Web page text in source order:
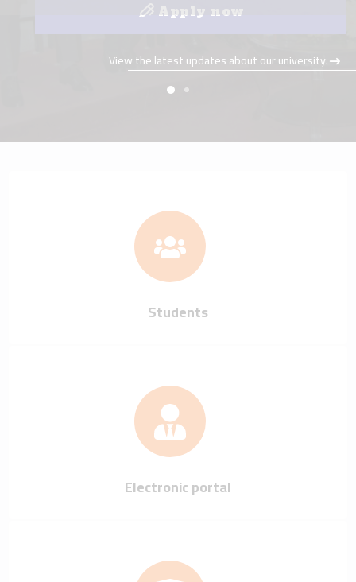
Apply now
View the latest updates about our university.
Students
Electronic portal